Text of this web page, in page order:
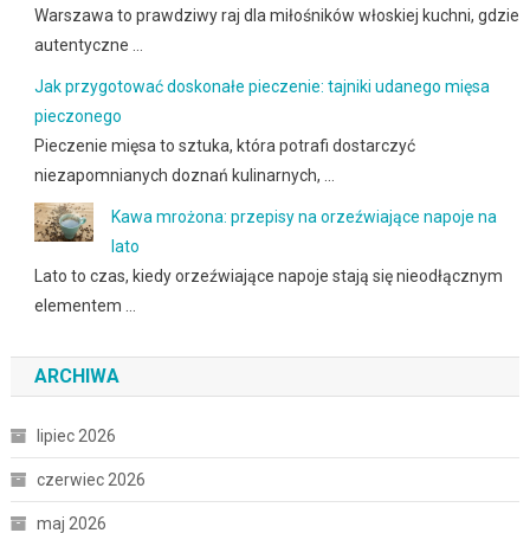
Warszawa to prawdziwy raj dla miłośników włoskiej kuchni, gdzie
autentyczne …
Jak przygotować doskonałe pieczenie: tajniki udanego mięsa
pieczonego
Pieczenie mięsa to sztuka, która potrafi dostarczyć
niezapomnianych doznań kulinarnych, …
Kawa mrożona: przepisy na orzeźwiające napoje na
lato
Lato to czas, kiedy orzeźwiające napoje stają się nieodłącznym
elementem …
ARCHIWA
lipiec 2026
czerwiec 2026
maj 2026